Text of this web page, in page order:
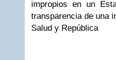
impropios en un
transparencia de una
Salud y República